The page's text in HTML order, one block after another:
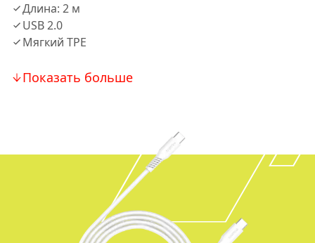
Длина: 2 м
USB 2.0
Мягкий TPE
Показать больше